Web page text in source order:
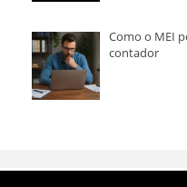
Como o MEI
contador